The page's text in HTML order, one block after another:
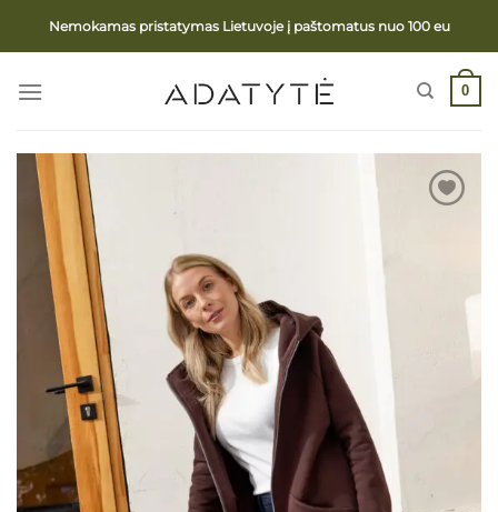
Nemokamas pristatymas Lietuvoje į paštomatus nuo 100 eu
0